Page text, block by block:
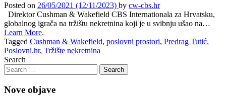
Posted on 26/05/2021 (12/11/2023) by cw-cbs.hr
Direktor Cushman & Wakefield CBS Internationala za Hrvatsku,
globalnog igrača na tržištu nekretnina koji je u svibnju ušao na…
Learn More.
Tagged Cushman & Wakefield, poslovni prostori, Predrag Tutić.
Poslovni.hr, Tržište nekretnina
Search
Nove objave